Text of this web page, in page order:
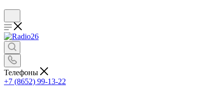
Телефоны
+7 (8652) 99-13-22